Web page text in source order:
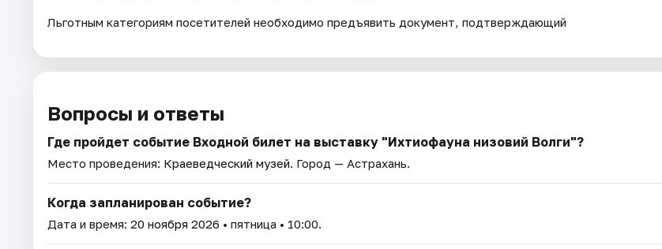
Льготным категориям посетителей необходимо предъявить документ, подтверждающий
Вопросы и ответы
Где пройдет событие Входной билет на выставку "Ихтиофауна низовий Волги"?
Место проведения: Краеведческий музей. Город — Астрахань.
Когда запланирован событие?
Дата и время: 20 ноября 2026 • пятница • 10:00.